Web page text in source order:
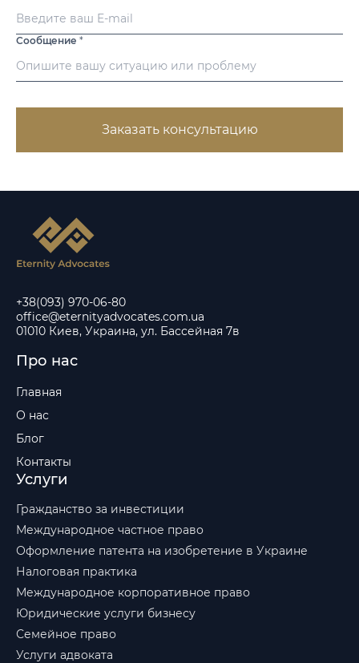
Сообщение *
Заказать консультацию
+38(093) 970-06-80
office@eternityadvocates.com.ua
01010 Киев, Украина, ул. Бассейная 7в
Про нас
Главная
О нас
Блог
Контакты
Услуги
Гражданство за инвестиции
Международное частное право
Оформление патента на изобретение в Украине
Налоговая практика
Международное корпоративное право
Юридические услуги бизнесу
Семейное право
Услуги адвоката